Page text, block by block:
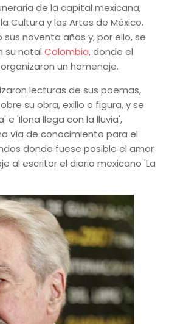
de la capital mexicana,
Cultura y las Artes de México.
noventa años y, por ello, se
su natal Colombia, donde el
un homenaje.
lecturas de sus poemas,
su obra, exilio o figura, y se
e 'Ilona llega con la lluvia',
vía de conocimiento para el
donde fuese posible el amor
al escritor el diario mexicano 'La